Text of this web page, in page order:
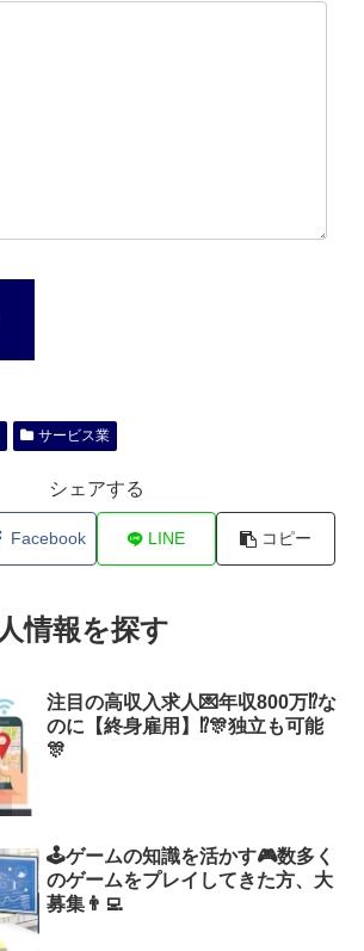
サービス業
シェアする
Facebook LINE コピー
情報を探す
注目の高収入求人💌年収800万⁉️な
のに【終身雇用】⁉️🎊独立も可能
🎊
🕹️ゲームの知識を活かす🎮数多く
のゲームをプレイしてきた方、大
募集👨‍💻